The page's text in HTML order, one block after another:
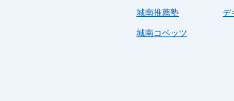
城南推薦塾
城南コベッツ
デ